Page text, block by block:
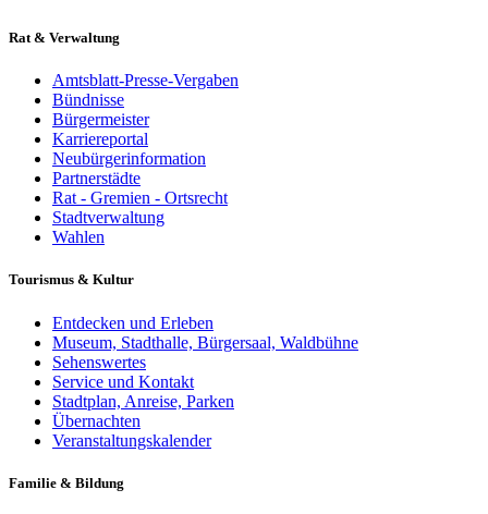
Rat & Verwaltung
Amtsblatt-Presse-Vergaben
Bündnisse
Bürgermeister
Karriereportal
Neubürgerinformation
Partnerstädte
Rat - Gremien - Ortsrecht
Stadtverwaltung
Wahlen
Tourismus & Kultur
Entdecken und Erleben
Museum, Stadthalle, Bürgersaal, Waldbühne
Sehenswertes
Service und Kontakt
Stadtplan, Anreise, Parken
Übernachten
Veranstaltungskalender
Familie & Bildung